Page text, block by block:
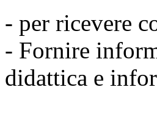
- per ricevere
- Fornire
didattica e